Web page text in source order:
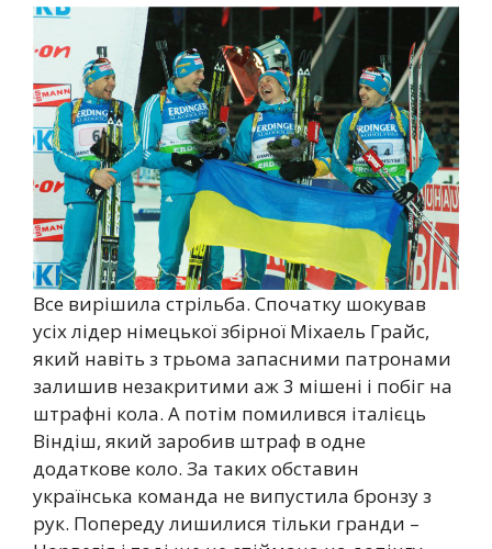
Все вирішила стрільба. Спочатку шокував
усіх лідер німецької збірної Міхаель Грайс,
який навіть з трьома запасними патронами
залишив незакритими аж 3 мішені і побіг на
штрафні кола. А потім помилився італієць
Віндіш, який заробив штраф в одне
додаткове коло. За таких обставин
українська команда не випустила бронзу з
рук. Попереду лишилися тільки гранди –